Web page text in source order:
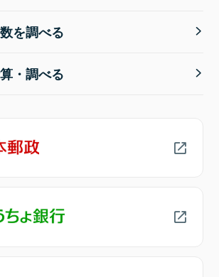
を調べる
・調べる